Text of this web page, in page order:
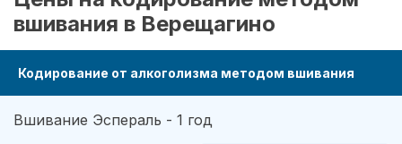
вшивания в Верещагино
Кодирование от алкоголизма методом вшивания
Вшивание Эспераль - 1 год